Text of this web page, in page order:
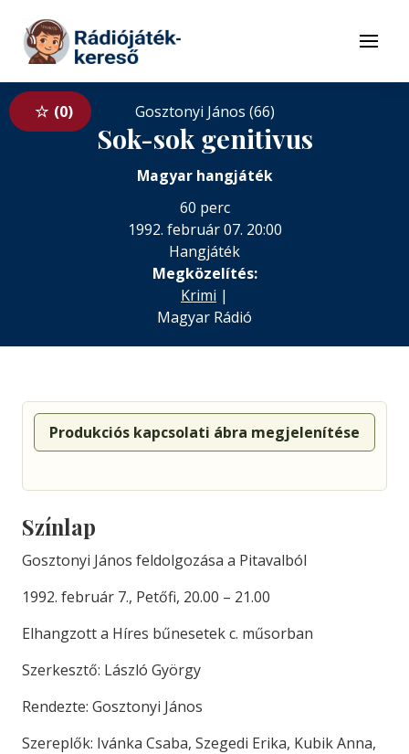
Tovább a tartalomhoz
Menü
0 Gosztonyi János (66)
Sok-sok genitivus
Magyar hangjáték
60 perc
1992. február 07. 20:00
Hangjáték
Megközelítés:
Krimi |
Magyar Rádió
Produkciós kapcsolati ábra megjelenítése
Színlap
Gosztonyi János feldolgozása a Pitavalból
1992. február 7., Petőfi, 20.00 – 21.00
Elhangzott a Híres bűnesetek c. műsorban
Szerkesztő: László György
Rendezte: Gosztonyi János
Szereplők: Ivánka Csaba, Szegedi Erika, Kubik Anna,